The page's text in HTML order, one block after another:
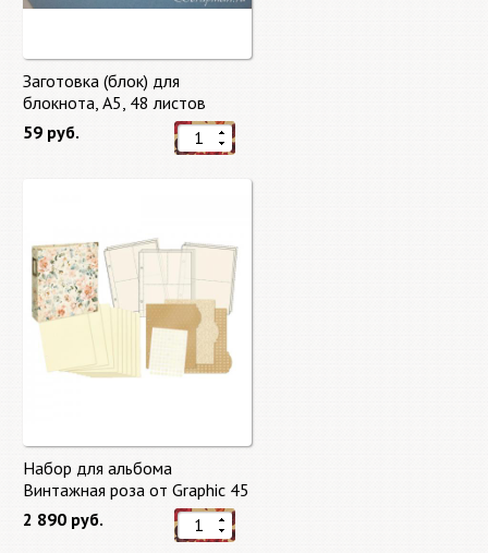
Заготовка (блок) для
блокнота, А5, 48 листов
59 руб.
Набор для альбома
Винтажная роза от Graphic 45
2 890 руб.